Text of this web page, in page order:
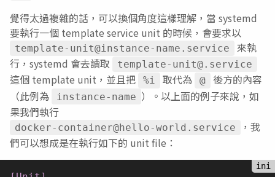
覺得太過複雜的話，可以換個角度這樣理解，當 systemd
要執行一個 template service unit 的時候，會要求以
template-unit@instance-name.service
來執
行，systemd 會去讀取
template-unit@.service
這個 template unit，並且把 %i 取代為 @
後方的內容
（此例為
instance-name ）。以上面的例子來說，如
果我們執行
docker-container@hello-world.service
，我
們可以想成是在執行如下的 unit file：